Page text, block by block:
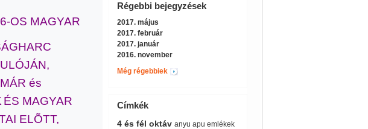
OS MAGYAR
és
ÉS MAGYAR
ELÕTT,
Régebbi bejegyzések
2017. május
2017. február
2017. január
2016. november
Még régebbiek
Címkék
4 és fél oktáv anyu apu emlékek